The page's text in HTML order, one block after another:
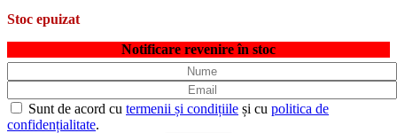
Stoc epuizat
Notificare revenire în stoc
Sunt de acord cu termenii și condițiile și cu politica de
confidențialitate.